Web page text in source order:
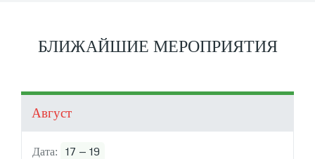
БЛИЖАЙШИЕ МЕРОПРИЯТИЯ
Август
17 — 19